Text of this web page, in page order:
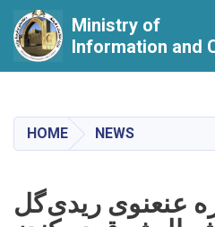
Ministry of
Information and
HOME NEWS
عنعنوی ریدی‌گل